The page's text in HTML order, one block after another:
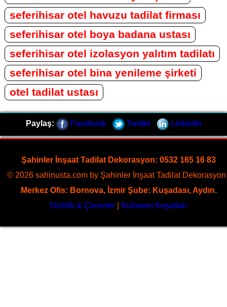
seferihisar otel havuzu tadilat firması
seferihisar otel boya badana ustası
seferihisar otel izolasyon yalıtım tadilatı
seferihisar otel bina yenileme şirketi
otel tadilat ustası
Paylaş: Facebook Twitter LinkedIn
Şahinler İnşaat Tadilat Dekorasyon: 0532 165 16 83
© 2026 sahinusta.com by Şahinler İnşaat Tadilat
Merkez Ofis: Bornova, İzmir Şube: Kuşadası, Aydın.
Gizlilik & Çerezler
Kullanım Koşulları